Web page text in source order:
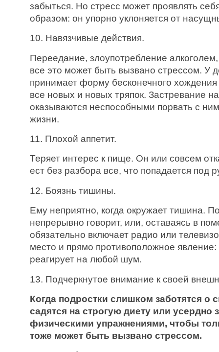
забыться. Но стресс может проявлять
образом: он упорно уклоняется от
10. Навязчивые действия.
Переедание, злоупотребление
все это может быть вызвано стрессом. У
принимает форму бесконечного хождения
все новых и новых тряпок. Застревание
оказываются неспособными порвать с
жизни.
11. Плохой аппетит.
Теряет интерес к пище. Он или совсем
ест без разбора все, что попадается под
12. Боязнь тишины.
Ему неприятно, когда окружает тишина.
непрерывно говорит, или, оставаясь в
обязательно включает радио или
место и прямо противоположное
реагирует на любой шум.
13. Подчеркнутое внимание к своей
Когда подростки слишком заботятся о
садятся на строгую диету или усердно
физическими упражнениями, чтобы
тоже может быть вызвано стрессом.